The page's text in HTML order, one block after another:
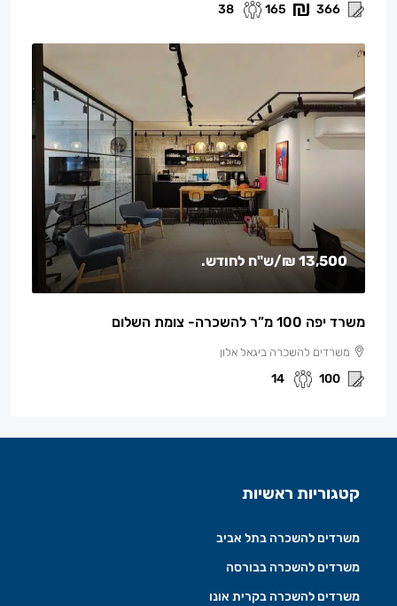
366
165
38
13,500 ₪ /ש"ח לחודש.
משרד יפה 100 מ”ר להשכרה- צומת השלום
משרדים להשכרה ביגאל אלון
100
14
קטגוריות ראשיות
משרדים להשכרה בתל אביב
משרדים להשכרה בבורסה
משרדים להשכרה בקרית אונו